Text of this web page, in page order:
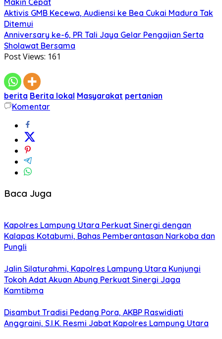
Makin Cepat
Aktivis GMB Kecewa, Audiensi ke Bea Cukai Madura Tak
Ditemui
Anniversary ke-6, PR Tali Jaya Gelar Pengajian Serta
Sholawat Bersama
Post Views: 161
berita Berita lokal Masyarakat pertanian
Komentar
Baca Juga
Kapolres Lampung Utara Perkuat Sinergi dengan
Kalapas Kotabumi, Bahas Pemberantasan Narkoba dan
Pungli
Jalin Silaturahmi, Kapolres Lampung Utara Kunjungi
Tokoh Adat Akuan Abung Perkuat Sinergi Jaga
Kamtibma
Disambut Tradisi Pedang Pora, AKBP Raswidiati
Anggraini, S.I.K. Resmi Jabat Kapolres Lampung Utara